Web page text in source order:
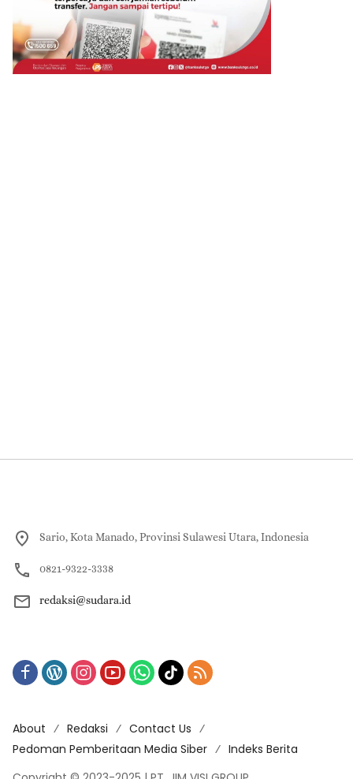
Sario, Kota Manado, Provinsi Sulawesi Utara, Indonesia
0821-9322-3338
redaksi@sudara.id
About Redaksi
Contact Us
Pedoman Pemberitaan Media Siber
Indeks Berita